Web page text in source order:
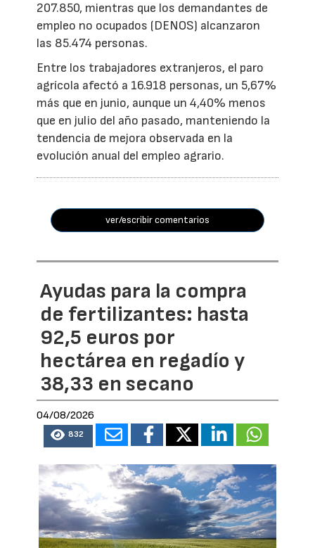
207.850, mientras que los demandantes de
empleo no ocupados (DENOS) alcanzaron
las 85.474 personas.
Entre los trabajadores extranjeros, el paro
agrícola afectó a 16.918 personas, un 5,67%
más que en junio, aunque un 4,40% menos
que en julio del año pasado, manteniendo la
tendencia de mejora observada en la
evolución anual del empleo agrario.
ver/escribir comentarios
Ayudas para la compra
de fertilizantes: hasta
92,5 euros por
hectárea en regadío y
38,33 en secano
04/08/2026
832